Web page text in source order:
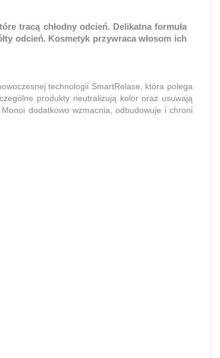
tracą chłodny odcień. Delikatna formuła
odcień. Kosmetyk przywraca włosom ich
technologii SmartRelase, która polega
produkty neutralizują kolor oraz usuwają
dodatkowo wzmacnia, odbudowuje i chroni